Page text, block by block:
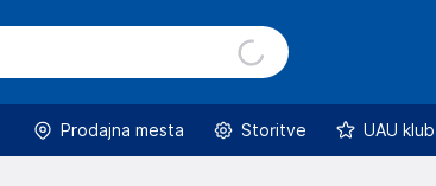
Prodajna mesta Storitve UAU klub